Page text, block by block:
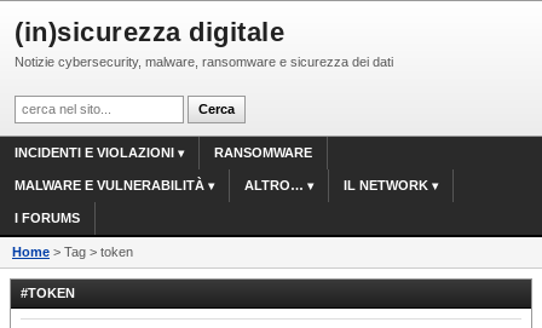
(in)sicurezza digitale
Notizie cybersecurity, malware, ransomware e sicurezza dei dati
INCIDENTI E VIOLAZIONI RANSOMWARE
MALWARE E VULNERABILITÀ ALTRO… IL NETWORK
I FORUMS
Home > Tag > token
#TOKEN